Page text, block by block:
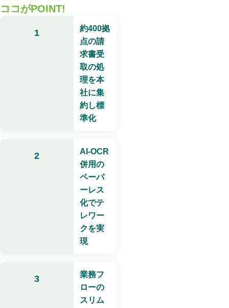
ココがPOINT!
1
約400拠
点の請
求書受
取の処
理を本
社に集
約し標
準化
2
AI-OCR
併用の
ペーパ
ーレス
化でテ
レワー
クを実
現
3
業務フ
ローの
スリム